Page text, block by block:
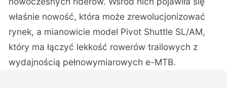
właśnie nowość, która może zrewolucjonizować
rynek, a mianowicie model Pivot Shuttle SL/AM,
który ma łączyć lekkość rowerów trailowych z
wydajnością pełnowymiarowych e-MTB.